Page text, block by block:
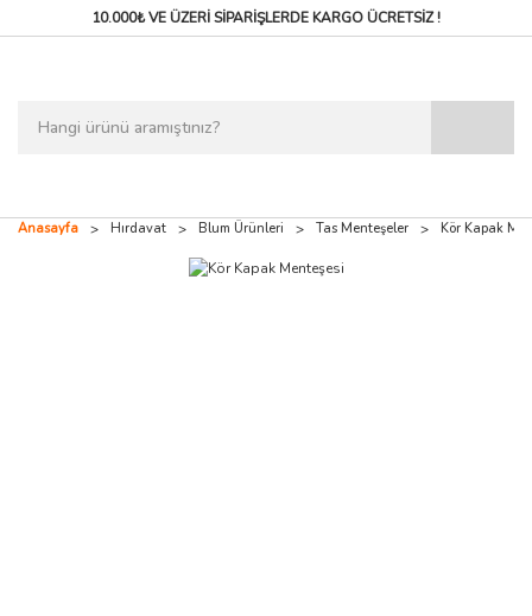
10.000₺ VE ÜZERİ SİPARİŞLERDEKARGO ÜCRETSİZ !
Anasayfa Hırdavat Blum Ürünleri Tas Menteşeler Kör Kapak